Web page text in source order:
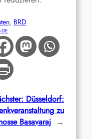
, BRD
DE
Düsseldorf:
zu
Basavaraj →